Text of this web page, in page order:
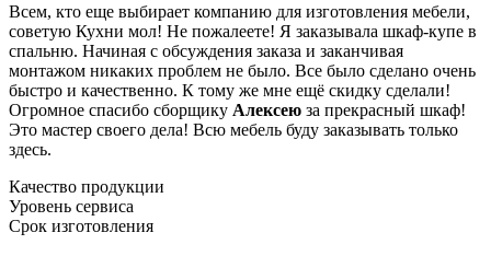
Всем, кто еще выбирает компанию для изготовления мебели,
советую Кухни мол! Не пожалеете! Я заказывала шкаф-купе в
спальню. Начиная с обсуждения заказа и заканчивая
монтажом никаких проблем не было. Все было сделано очень
быстро и качественно. К тому же мне ещё скидку сделали!
Огромное спасибо сборщику Алексею за прекрасный шкаф!
Это мастер своего дела! Всю мебель буду заказывать только
здесь.
Качество продукции
Уровень сервиса
Срок изготовления